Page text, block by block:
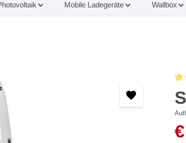
Mobile Ladegeräte Wallbox